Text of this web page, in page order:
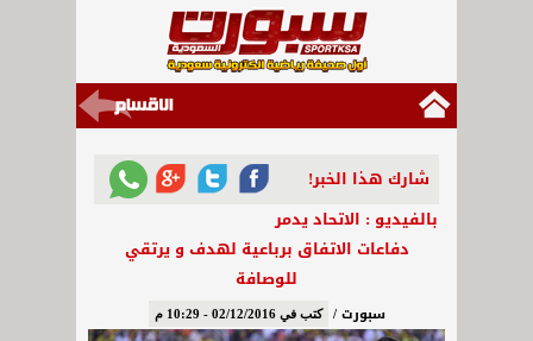
شارك هذا الخبر!
بالفيديو : الاتحاد يدمر
دفاعات الاتفاق برباعية لهدف و يرتقي
للوصافة
سبورت / كتب في 02/12/2016 - 10:29 م